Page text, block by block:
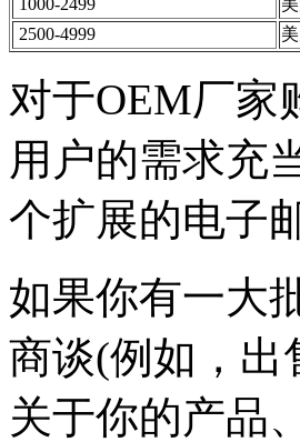
2500-4999
对于OEM厂家
用户的需求充
个扩展的电子
如果你有一大
商谈(例如，出
关于你的产品